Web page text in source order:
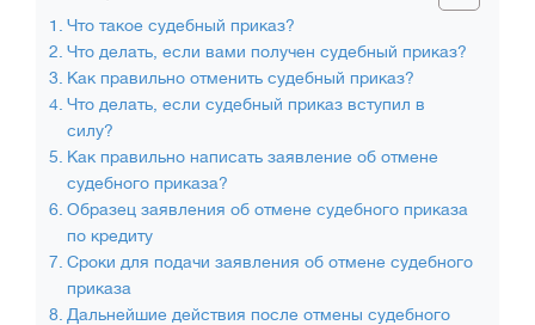
Что такое судебный приказ?
Что делать, если вами получен судебный приказ?
Как правильно отменить судебный приказ?
Что делать, если судебный приказ вступил в
силу?
Как правильно написать заявление об отмене
судебного приказа?
Образец заявления об отмене судебного приказа
по кредиту
Сроки для подачи заявления об отмене судебного
приказа
Дальнейшие действия после отмены судебного